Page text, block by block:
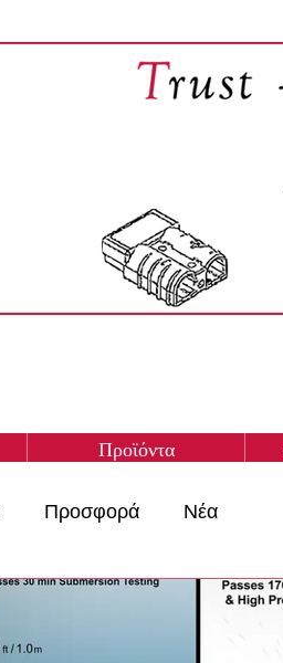
Προϊόντα
Προσφορά Νέα